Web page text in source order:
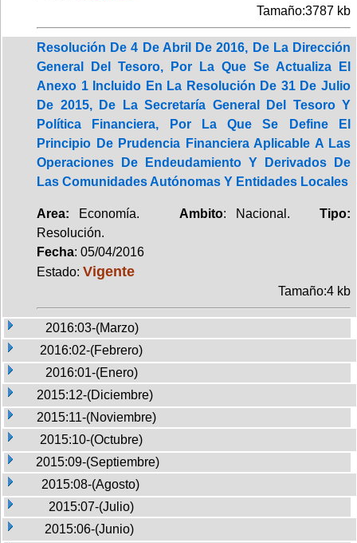
Tamaño:3787 kb
Resolución De 4 De Abril De 2016, De La Dirección
General Del Tesoro, Por La Que Se Actualiza El
Anexo 1 Incluido En La Resolución De 31 De Julio
De 2015, De La Secretaría General Del Tesoro Y
Política Financiera, Por La Que Se Define El
Principio De Prudencia Financiera Aplicable A Las
Operaciones De Endeudamiento Y Derivados De
Las Comunidades Autónomas Y Entidades Locales
Area: Economía. Ambito: Nacional.Tipo:
Resolución.
Fecha: 05/04/2016
Estado: Vigente
Tamaño:4 kb
2016:03-(Marzo)
2016:02-(Febrero)
2016:01-(Enero)
2015:12-(Diciembre)
2015:11-(Noviembre)
2015:10-(Octubre)
2015:09-(Septiembre)
2015:08-(Agosto)
2015:07-(Julio)
2015:06-(Junio)